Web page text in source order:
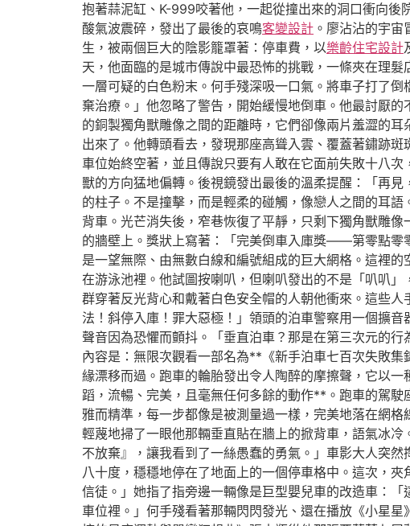
抱著蒜泥缸、K-999咬著他，一起從撞出來的洞口衝向
酸氣波震碎，發出了最後的哀鳴客變設計 。廖沾沾的宇
生，被兩個巨大的陰影籠罩著：停車費，以樂齡住宅設計
天，他面臨的是城市傳說中最恐怖的挑戰，一條夾在理
一層可疑的白色粉末。何手殘深吸一口氣。將車子打了
棄治療。」他忽略了警告，開始緩慢地倒車。他最討厭
的銅製獨角獸雕像之間的距離時，它們卻像兩片羞澀的
出來了。他轉頭看去，發現那座高聳入雲、覆蓋著鏽跡
車位始終空著，並且傳說只要有人敢在它面前失敗十八
獸的方向猛地偏轉。後視鏡發出最後的溫柔提醒：「再
的柱子。不是撞擊，而是輕柔的碰觸，像戀人之間的耳
背車。光芒消失後，窄巷恢復了平靜，只剩下獨角獸雕
的牆壁上。獎狀上寫著：「完美倒車入庫獎——第零點零
是一望無際、由無數白線和編號組成的巨大網格。這裡
在游泳池裡。他試圖按喇叭，但喇叭發出的不是「叭叭
群穿著反光背心和戴著白色安全帽的人朝他衝來。這些
法！斜停入庫！罪大惡極！」領頭的泊車警察用一個擴
聲音因為恐懼而顫抖。「垂直泊車？那是在第三次元的
內容是：無限次觀看一部名為**《新手泊車七百次失敗
緣漂移而過。跑車的輪胎發出令人陶醉的摩擦聲，它以
蹈，流暢、完美，且毫無任何多餘的動作**。跑車的駕
雅而精準，每一步都像是被測量過一樣，完美地落在網
輕蔑地掃了一眼他那輛垂直貼在牆上的掀背車，語氣冰
不放棄』，讓我看到了一絲愚蠢的勇氣。」車影大人突
八十度，穩穩地停在了地面上的一個停車格中。這次，
信徒。」她指了指旁邊一輛像是巨型嬰兒車的改造車：
車位裡。」何手殘看著那輛閃閃發光、還在播放《小星